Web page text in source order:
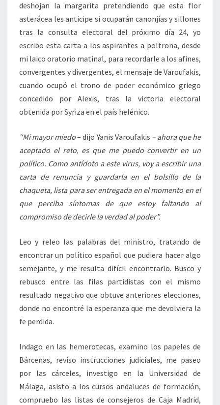
deshojan la margarita pretendiendo que esta flor
asterácea les anticipe si ocuparán canonjías y sillones
tras la consulta electoral del próximo día 24, yo
escribo esta carta a los aspirantes a poltrona, desde
mi laico oratorio matinal, para recordarle a los afines,
convergentes y divergentes, el mensaje de Varoufakis,
cuando ocupó el trono de poder económico griego
concedido por Alexis, tras la victoria electoral
obtenida por Syriza en el país helénico.
“Mi mayor miedo– dijo Yanis Varoufakis – ahora que he
aceptado el reto, es que me puedo convertir en un
político. Como antídoto a este virus, voy a escribir una
carta de renuncia y guardarla en el bolsillo de la
chaqueta, lista para ser entregada en el momento en el
que perciba síntomas de que estoy faltando al
compromiso de decirle la verdad al poder”.
Leo y releo las palabras del ministro, tratando de
encontrar un político español que pudiera hacer algo
semejante, y me resulta difícil encontrarlo. Busco y
rebusco entre las filas partidistas con el mismo
resultado negativo que obtuve anteriores elecciones,
donde no encontré la esperanza que me devolviera la
fe perdida.
Indago en las hemerotecas, examino los papeles de
Bárcenas, reviso instrucciones judiciales, me paseo
por las cárceles, investigo en la Universidad de
Málaga, asisto a los cursos andaluces de formación,
compruebo las listas de consejeros de Caja Madrid,